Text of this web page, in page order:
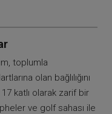
toplumla
olan bağlılığını
katlı olarak zarif bir
ve golf sahası ile